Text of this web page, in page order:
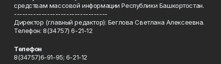
средствам массовой информации Республики Башкортостан.
----------------------------------
Директор (главный редактор): Беглова Светлана Алексеевна.
Телефон: 8(34757) 6-21-12
Телефон
8(34757)6-91-95; 6-21-12